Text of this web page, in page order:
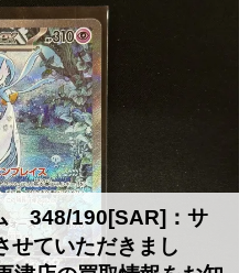
348/190[SAR]：サ
せていただきまし